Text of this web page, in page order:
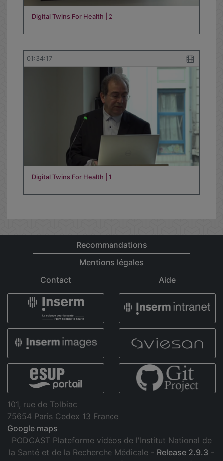
Digital Twins For Health | 2
01:34:17
Digital Twins For Health | 1
Recommandations
Mentions légales
Contact
Aide
101, rue de Tolbiac
75654 Paris Cedex 13 France
Google maps
PODCAST Plateforme vidéos de l'Institut National de
la Santé et de la Recherche Médicale - Release 2.9.3 -